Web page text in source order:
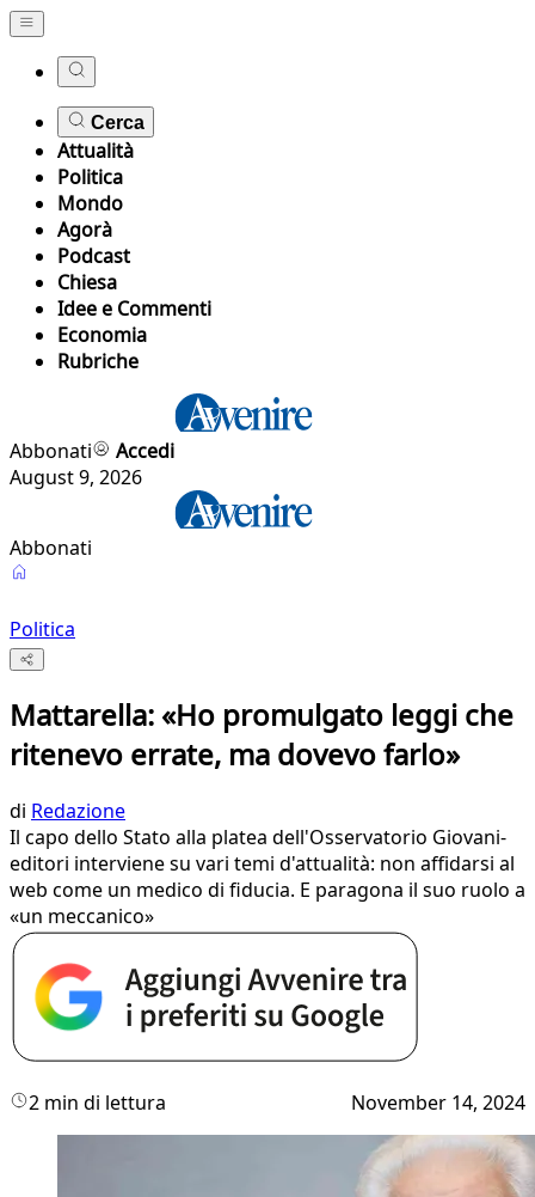
Cerca
Attualità
Politica
Mondo
Agorà
Podcast
Chiesa
Idee e Commenti
Economia
Rubriche
Abbonati
Accedi
August 9, 2026
Abbonati
Politica
Mattarella: «Ho promulgato leggi che
ritenevo errate, ma dovevo farlo»
di Redazione
Il capo dello Stato alla platea dell'Osservatorio Giovani-
editori interviene su vari temi d'attualità: non affidarsi al
web come un medico di fiducia. E paragona il suo ruolo a
«un meccanico»
2 min di lettura November 14, 2024